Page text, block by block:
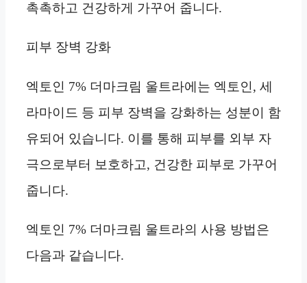
촉촉하고 건강하게 가꾸어 줍니다.
피부 장벽 강화
엑토인 7% 더마크림 울트라에는 엑토인, 세
라마이드 등 피부 장벽을 강화하는 성분이 함
유되어 있습니다. 이를 통해 피부를 외부 자
극으로부터 보호하고, 건강한 피부로 가꾸어
줍니다.
엑토인 7% 더마크림 울트라의 사용 방법은
다음과 같습니다.